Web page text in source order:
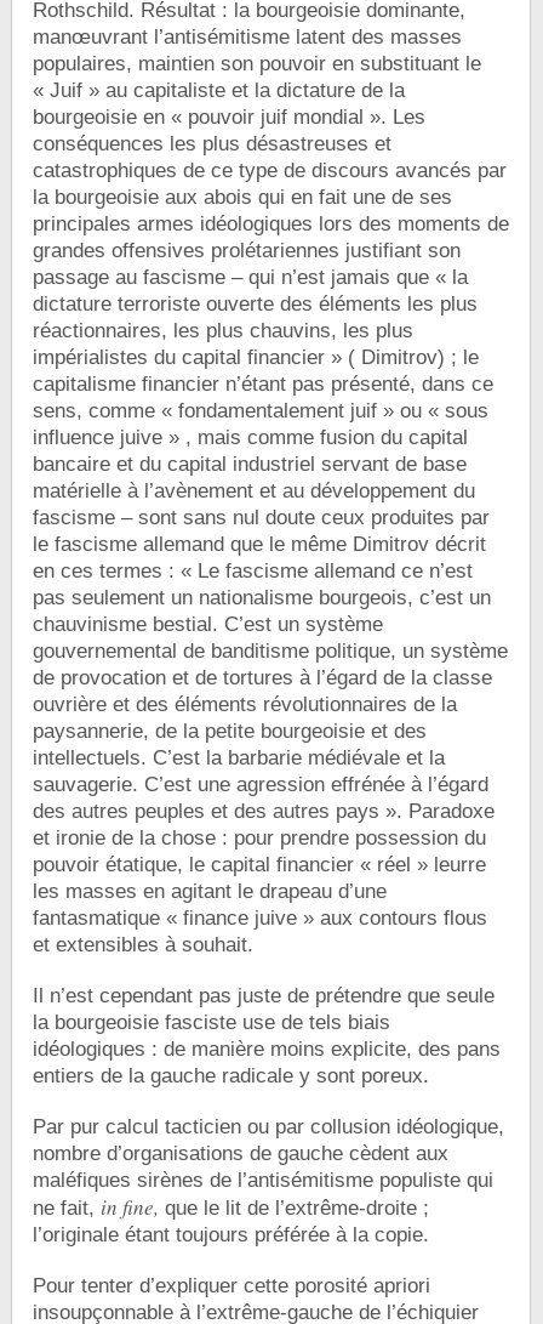
Rothschild. Résultat : la bourgeoisie dominante,
manœuvrant l’antisémitisme latent des masses
populaires, maintien son pouvoir en substituant le
« Juif » au capitaliste et la dictature de la
bourgeoisie en « pouvoir juif mondial ». Les
conséquences les plus désastreuses et
catastrophiques de ce type de discours avancés par
la bourgeoisie aux abois qui en fait une de ses
principales armes idéologiques lors des moments de
grandes offensives prolétariennes justifiant son
passage au fascisme – qui n’est jamais que « la
dictature terroriste ouverte des éléments les plus
réactionnaires, les plus chauvins, les plus
impérialistes du capital financier » ( Dimitrov) ; le
capitalisme financier n’étant pas présenté, dans ce
sens, comme « fondamentalement juif » ou « sous
influence juive » , mais comme fusion du capital
bancaire et du capital industriel servant de base
matérielle à l’avènement et au développement du
fascisme – sont sans nul doute ceux produites par
le fascisme allemand que le même Dimitrov décrit
en ces termes : « Le fascisme allemand ce n’est
pas seulement un nationalisme bourgeois, c’est un
chauvinisme bestial. C’est un système
gouvernemental de banditisme politique, un système
de provocation et de tortures à l’égard de la classe
ouvrière et des éléments révolutionnaires de la
paysannerie, de la petite bourgeoisie et des
intellectuels. C’est la barbarie médiévale et la
sauvagerie. C’est une agression effrénée à l’égard
des autres peuples et des autres pays ». Paradoxe
et ironie de la chose : pour prendre possession du
pouvoir étatique, le capital financier « réel » leurre
les masses en agitant le drapeau d’une
fantasmatique « finance juive » aux contours flous
et extensibles à souhait.
Il n’est cependant pas juste de prétendre que seule
la bourgeoisie fasciste use de tels biais
idéologiques : de manière moins explicite, des pans
entiers de la gauche radicale y sont poreux.
Par pur calcul tacticien ou par collusion idéologique,
nombre d’organisations de gauche cèdent aux
maléfiques sirènes de l’antisémitisme populiste qui
ne fait, in fine, que le lit de l’extrême-droite ;
l’originale étant toujours préférée à la copie.
Pour tenter d’expliquer cette porosité apriori
insoupçonnable à l’extrême-gauche de l’échiquier